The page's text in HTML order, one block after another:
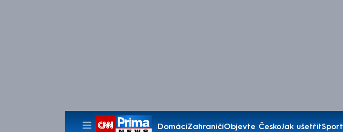
DomácíZahraničíObjevte ČeskoJak ušetřitSport